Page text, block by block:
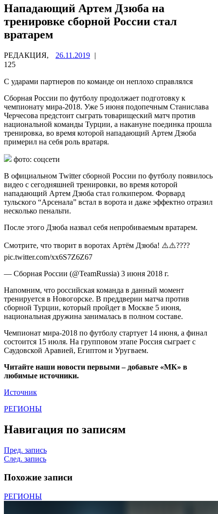
Нападающий Артем Дзюба на
тренировке сборной России стал
вратарем
РЕДАКЦИЯ, 26.11.2019 |
125
С ударами партнеров по команде он неплохо справлялся
Сборная России по футболу продолжает подготовку к
чемпионату мира-2018. Уже 5 июня подопечным Станислава
Черчесова предстоит сыграть товарищеский матч против
национальной команды Турции, а накануне поединка прошла
тренировка, во время которой нападающий Артем Дзюба
примерил на себя роль вратаря.
фото: соцсети
В официальном Twitter сборной России по футболу появилось
видео с сегодняшней тренировки, во время которой
нападающий Артем Дзюба стал голкипером. Форвард
тульского “Арсенала” встал в ворота и даже эффектно отразил
несколько пенальти.
После этого Дзюба назвал себя непробиваемым вратарем.
Смотрите, что творит в воротах Артём Дзюба! ⚠️⚠️????
pic.twitter.com/xx6S7Z6Z67
— Сборная России (@TeamRussia) 3 июня 2018 г.
Напомним, что российская команда в данный момент
тренируется в Новогорске. В преддверии матча против
сборной Турции, который пройдет в Москве 5 июня,
национальная дружина занималась в полном составе.
Чемпионат мира-2018 по футболу стартует 14 июня, а финал
состоится 15 июля. На групповом этапе Россия сыграет с
Саудовской Аравией, Египтом и Уругваем.
Читайте наши новости первыми – добавьте «МК» в
любимые источники.
Источник
РЕГИОНЫ
Навигация по записям
Пред. запись
След. запись
Похожие записи
РЕГИОНЫ